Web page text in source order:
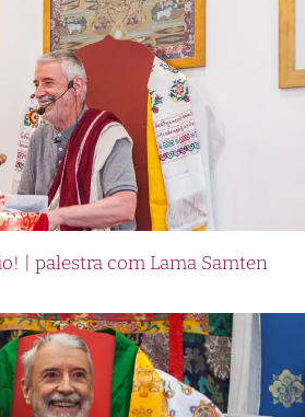
| palestra com Lama Samten